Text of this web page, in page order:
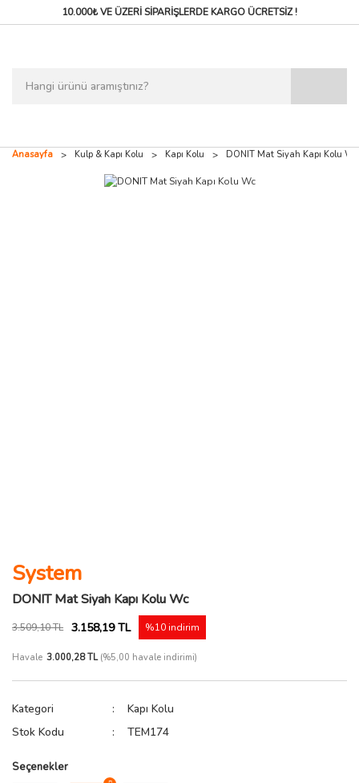
10.000₺ VE ÜZERİ SİPARİŞLERDEKARGO ÜCRETSİZ !
Anasayfa Kulp & Kapı Kolu Kapı Kolu DONIT Mat Siyah Kapı Kolu Wc
System
DONIT Mat Siyah Kapı Kolu Wc
3.509,10 TL 3.158,19 TL %10 indirim
Havale 3.000,28 TL(%5,00 havale indirimi)
Kategori
Kapı Kolu
Stok Kodu
TEM174
Seçenekler